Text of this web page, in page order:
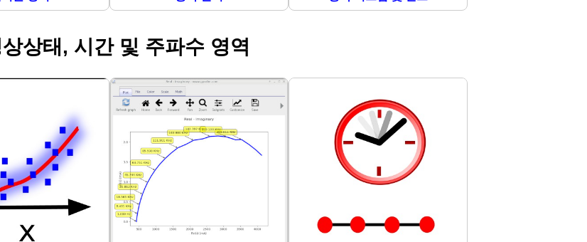
상태, 시간 및 주파수 영역